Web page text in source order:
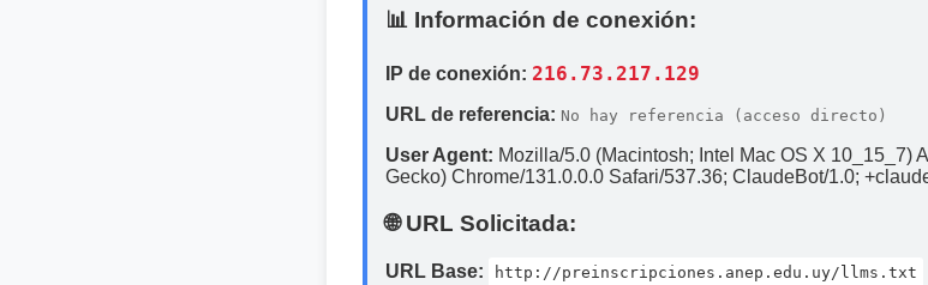
📊 Información de conexión:
IP de conexión: 216.73.217.129
URL de referencia: No hay referencia (acceso directo)
User Agent: Mozilla/5.0 (Macintosh; Intel Mac OS X 10_15_7)
Gecko) Chrome/131.0.0.0 Safari/537.36; ClaudeBot/1.0;
🌐 URL Solicitada:
URL Base: http://preinscripciones.anep.edu.uy/llms.txt